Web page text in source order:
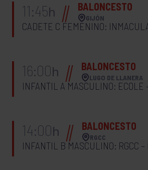
11:45h BALONCESTO
GIJÓN
CADETE C FEMENINO:
16:00h BALONCESTO
LUGO DE LLANERA
INFANTIL A MASCULINO: ECOLE
14:00h BALONCESTO
RGCC
INFANTIL B MASCULINO: RGCC –